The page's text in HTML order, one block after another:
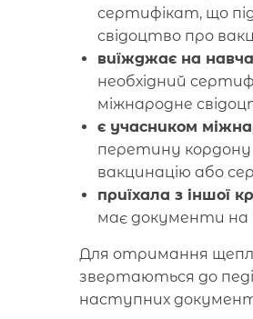
сертифікат, що
свідоцтво про
виїжджає на
необхідний
міжнародне
є учасником
перетину кордону
вакцинацію або
приїхала з іншої
має документи на
Для отримання
звертаються до
наступних